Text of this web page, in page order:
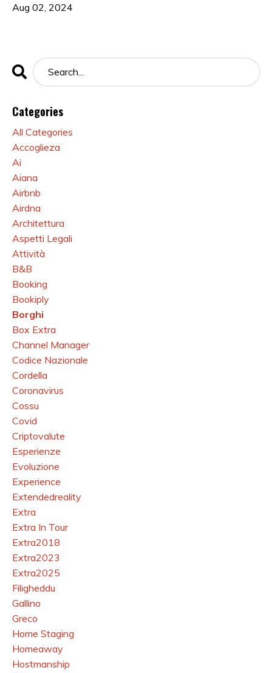
Aug 02, 2024
Categories
All Categories
Accoglieza
Ai
Aiana
Airbnb
Airdna
Architettura
Aspetti Legali
Attività
B&b
Booking
Bookiply
Borghi
Box Extra
Channel Manager
Codice Nazionale
Cordella
Coronavirus
Cossu
Covid
Criptovalute
Esperienze
Evoluzione
Experience
Extendedreality
Extra
Extra In Tour
Extra2018
Extra2023
Extra2025
Filigheddu
Gallino
Greco
Home Staging
Homeaway
Hostmanship